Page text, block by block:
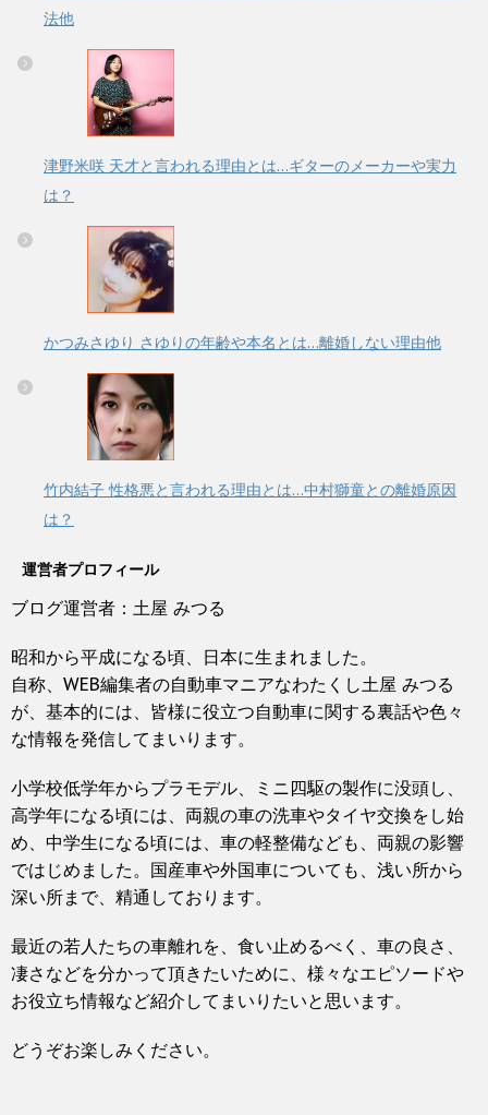
法他
津野米咲 天才と言われる理由とは…ギターのメーカーや実力
は？
かつみさゆり さゆりの年齢や本名とは…離婚しない理由他
竹内結子 性格悪と言われる理由とは…中村獅童との離婚原因
は？
運営者プロフィール
ブログ運営者：土屋 みつる
昭和から平成になる頃、日本に生まれました。
自称、WEB編集者の自動車マニアなわたくし土屋 みつる
が、基本的には、皆様に役立つ自動車に関する裏話や色々
な情報を発信してまいります。
小学校低学年からプラモデル、ミニ四駆の製作に没頭し、
高学年になる頃には、両親の車の洗車やタイヤ交換をし始
め、中学生になる頃には、車の軽整備なども、両親の影響
ではじめました。国産車や外国車についても、浅い所から
深い所まで、精通しております。
最近の若人たちの車離れを、食い止めるべく、車の良さ、
凄さなどを分かって頂きたいために、様々なエピソードや
お役立ち情報など紹介してまいりたいと思います。
どうぞお楽しみください。